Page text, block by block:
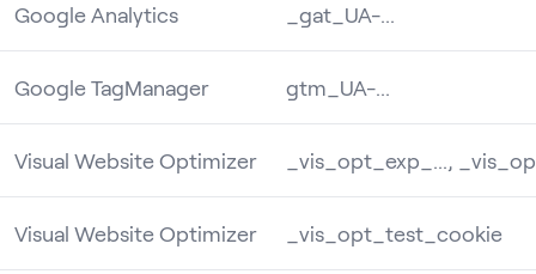
Google Analytics _gat_UA-...
Google TagManager gtm_UA-...
Visual Website Optimizer _vis_opt_exp_...,
Visual Website Optimizer _vis_opt_test_cookie